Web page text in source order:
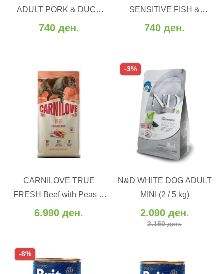
ADULT PORK & DUCK
28/15 (2-12 kg.)
740 ден.
Додај за споредба
SENSITIVE FISH &
INSECT (2/12 kg)
740 ден.
Додај за споредба
CARNILOVE TRUE
FRESH Beef with Peas &
Pumpkin - Свежо
6.990 ден.
Додај во желби
Додај за споредба
-3%
N&D WHITE DOG ADULT
MINI (2 / 5 kg)
2.090 ден.
2.150 ден.
ВО КОШНИЧКА
Додај во желби
Додај за споредба
-8%